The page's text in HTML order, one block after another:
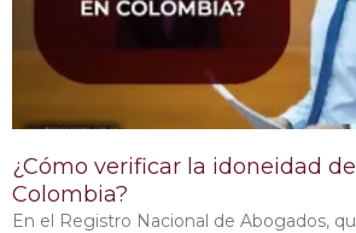
¿Cómo verificar la idoneidad
Colombia?
​En el Registro Nacional de Abogados,